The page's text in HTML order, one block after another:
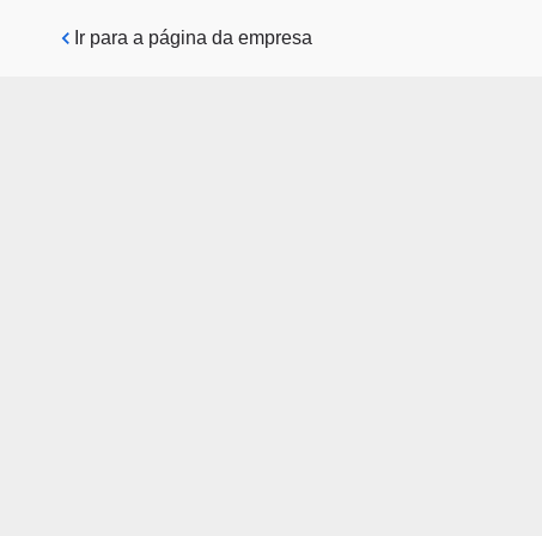
Pular para o conteúdo principal
Ir para a página da empresa